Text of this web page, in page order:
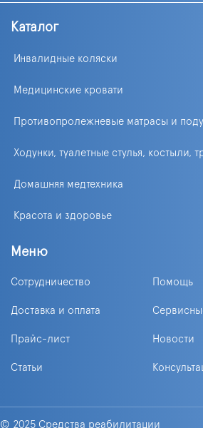
Каталог
Инвалидные коляски
Медицинские кровати
Противопролежневые матрасы и
Ходунки, туалетные стулья, костыли,
Домашняя медтехника
Красота и здоровье
Меню
Сотрудничество Помощь
Доставка и оплата
Прайс-лист Новости
Статьи
© 2025 Средства реабилитации